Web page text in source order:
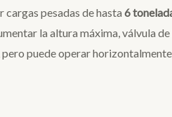
pesadas de hasta 6
la altura máxima, válvula
puede operar